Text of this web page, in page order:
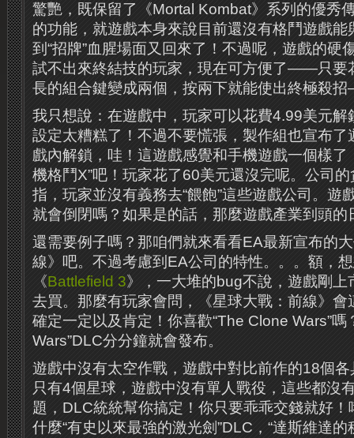
驚艷，既保留了《Mortal Kombat》系列的優秀
的功能，就遊戲本身來說目前還沒有格鬥遊戲能
到“招牌”血腥場面又回來了！不過呢，遊戲的硬
試不出來終結技的玩家，現在可方便了——只要
長的組合鍵變成兩個，按兩下就能使出終極殺
我只想說：在遊戲中，玩家可以花費4.99美元解
設定太糟糕了！不過不要慌張，製作組也宣布了
戲內解鎖，哇！這遊戲感覺和手機遊戲一個樣了
機格鬥X”吧！玩家花了60美元還沒完呢。公司
指，玩家並沒有義務去“餵飽”這些遊戲公司。遊
就會倒閉嗎？如果是的話，那麼遊戲產業到頭的
還需要例子嗎？那咱們就來看看EA最新宣布的
線》吧。不過考慮到EA公司的特性。。。額，
《Battlefield 3》，一大堆的bug不說，遊戲剛
去買。那麼有玩家會問，《星球大戰：前線》
確定一定以及肯定！你喜歡“The Clone Wars”嗎
Wars”DLC分分鐘就會發布。
遊戲中沒有太空作戰，遊戲中對比前作的18個
只有4個星球，遊戲中沒有單人戰役，這些都沒
題，DLC統統幫你搞定！你只要乖乖交錢就好
什麼“有史以來最強的激光劍”DLC，“達斯維達的